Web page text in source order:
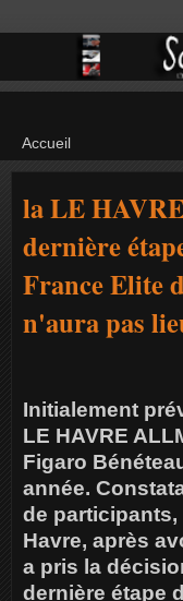
la LE
dernière
France Elite
n'aura pas
Initialement
LE HAVRE
Figaro
année.
de participants,
Havre, après
a pris la
dernière étape